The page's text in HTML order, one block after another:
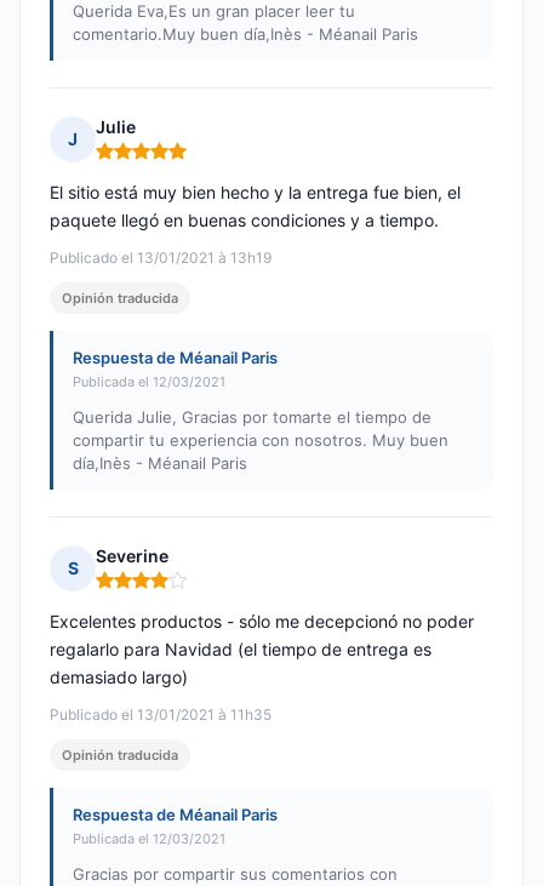
Querida Eva,Es un gran placer leer tu
comentario.Muy buen día,Inès - Méanail Paris
J
Julie
Nota: 5 de 5
Publicado el 13/01/2021 à 13h19
El sitio está muy bien hecho y la entrega fue bien, el
paquete llegó en buenas condiciones y a tiempo.
Opinión traducida
Respuesta de Méanail Paris
Publicada el 12/03/2021
Querida Julie, Gracias por tomarte el tiempo de
compartir tu experiencia con nosotros. Muy buen
día,Inès - Méanail Paris
S
Severine
Nota: 4 de 5
Publicado el 13/01/2021 à 11h35
Excelentes productos - sólo me decepcionó no poder
regalarlo para Navidad (el tiempo de entrega es
demasiado largo)
Opinión traducida
Respuesta de Méanail Paris
Publicada el 12/03/2021
Gracias por compartir sus comentarios con